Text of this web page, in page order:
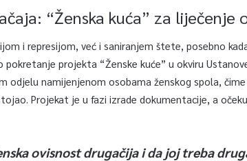
“Ženska kuća” za liječenje
i represijom, već i saniranjem štete, posebno
projekta “Ženske kuće” u okviru
odjelu namijenjenom osobama ženskog spola,
Projekat je u fazi izrade dokumentacije, a
ovisnost drugačija i da joj treba